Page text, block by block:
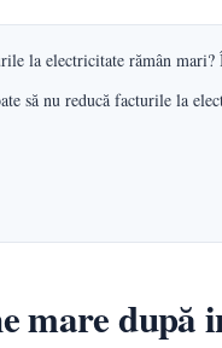
la electricitate rămân
să nu reducă facturile la
mare